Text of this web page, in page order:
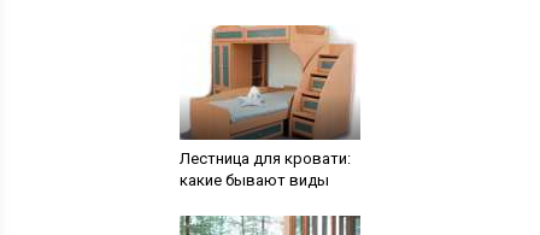
Лестница для кровати:
какие бывают виды